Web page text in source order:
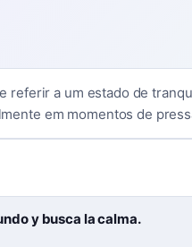
referir a um estado de
em momentos de
y busca la calma.